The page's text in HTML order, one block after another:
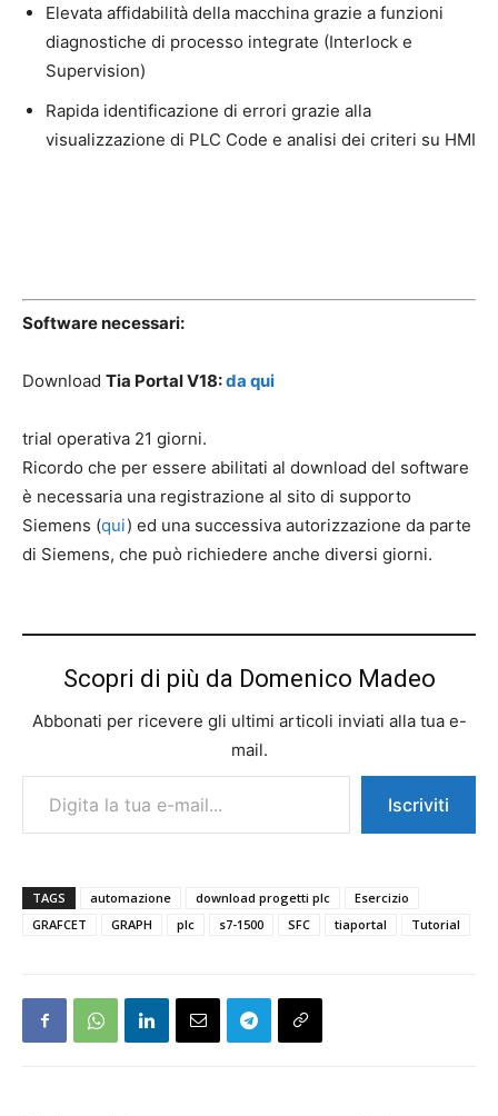
Elevata affidabilità della macchina grazie a funzioni
diagnostiche di processo integrate (Interlock e
Supervision)
Rapida identificazione di errori grazie alla
visualizzazione di PLC Code e analisi dei criteri su HMI
Software necessari:
Download Tia Portal V18:da qui
trial operativa 21 giorni.
Ricordo che per essere abilitati al download del software
è necessaria una registrazione al sito di supporto
Siemens (qui) ed una successiva autorizzazione da parte
di Siemens, che può richiedere anche diversi giorni.
Scopri di più da Domenico Madeo
Abbonati per ricevere gli ultimi articoli inviati alla tua e-
mail.
Digita la tua e-mail...
Iscriviti
TAGS automazione download progetti plc
Esercizio
GRAFCET
GRAPH plc s7-1500 SFC tiaportal Tutorial